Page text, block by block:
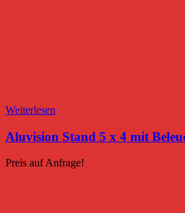
Weiterlesen
Aluvision Stand 5 x 4 mit
Preis auf Anfrage!